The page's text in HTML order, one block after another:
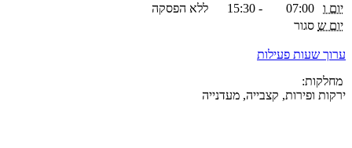
יום ו
07:00
-
15:30
ללא הפסקה
יום ש סגור
ערוך שעות פעילות
מחלקות:
ירקות ופירות, קצבייה, מעדנייה